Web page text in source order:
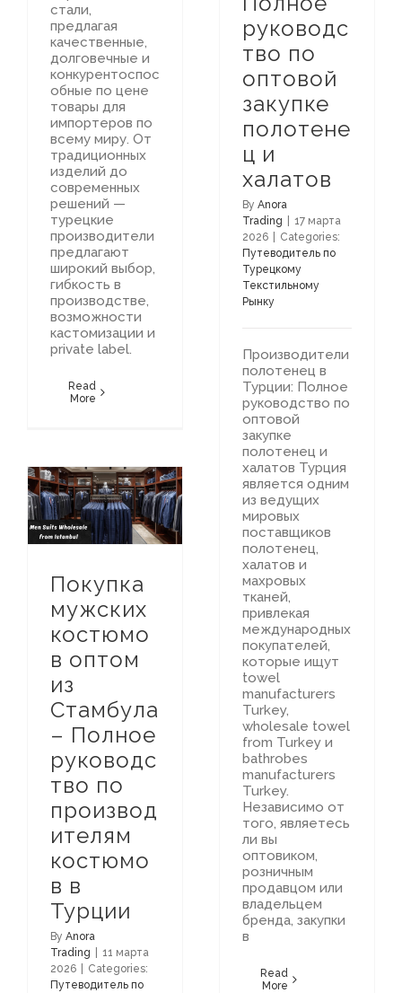
стали,
предлагая
качественные,
долговечные и
конкурентоспос
обные по цене
товары для
импортеров по
всему миру. От
традиционных
изделий до
современных
решений —
турецкие
производители
предлагают
широкий выбор,
гибкость в
производстве,
возможности
кастомизации и
private label.
Read
More
руководс
тво по
оптовой
закупке
полотене
ц и
халатов
By Anora
Trading
17 марта
2026
Categories:
Путеводитель по
Турецкому
Текстильному
Рынку
Производители
полотенец в
Турции: Полное
руководство по
оптовой
закупке
полотенец и
халатов Турция
является одним
из ведущих
мировых
поставщиков
полотенец,
халатов и
махровых
тканей,
привлекая
международных
покупателей,
которые ищут
towel
manufacturers
Turkey,
wholesale towel
from Turkey и
bathrobes
manufacturers
Turkey.
Независимо от
того, являетесь
ли вы
оптовиком,
розничным
продавцом или
владельцем
бренда, закупки
в
Read
More
Покупка
мужских
костюмо
в оптом
из
Стамбула
– Полное
руководс
тво по
производ
ителям
костюмо
в в
Турции
By Anora
Trading
11 марта
2026
Categories:
Путеводитель по